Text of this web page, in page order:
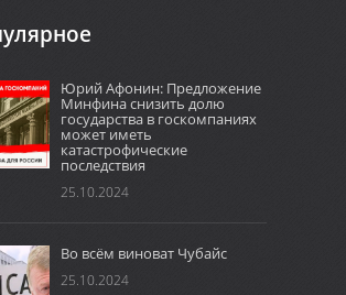
Юрий Афонин: Предложение
Минфина снизить долю
государства в госкомпаниях
может иметь
катастрофические
последствия